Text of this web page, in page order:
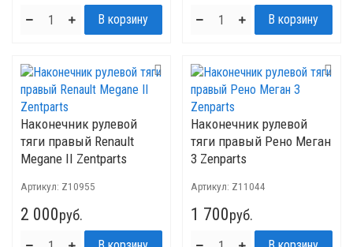
Наконечник рулевой
тяги правый Renault
Megane II Zentparts
Артикул: Z10955
2 000руб.
Наконечник рулевой
тяги правый Рено Меган
3 Zenparts
Артикул: Z11044
1 700руб.